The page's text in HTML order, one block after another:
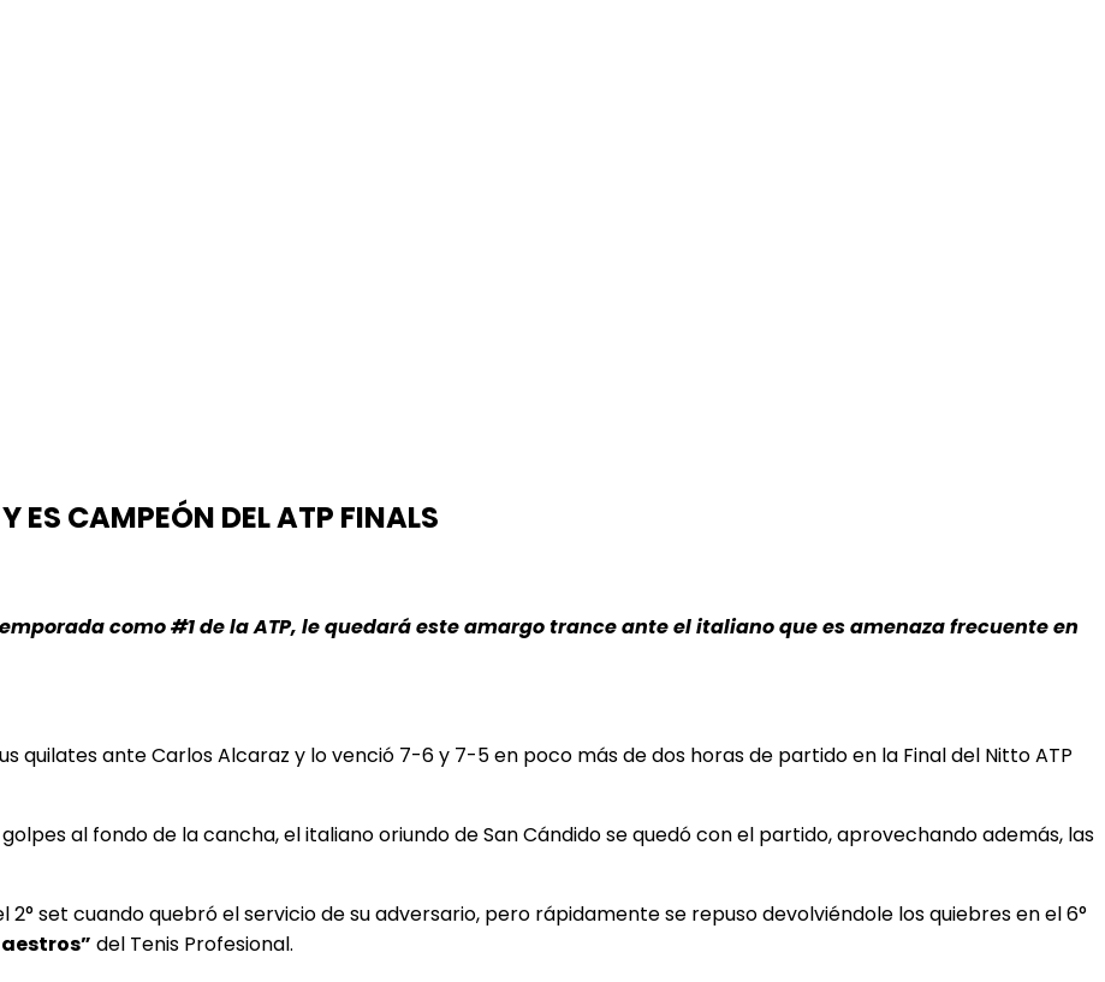
ES CAMPEÓN DEL ATP FINALS
como #1 de la ATP, le quedará este amargo trance ante el italiano que es amenaza frecuente en
quilates ante Carlos Alcaraz y lo venció 7-6 y 7-5 en poco más de dos horas de partido en la Final del Nitto ATP
al fondo de la cancha, el italiano oriundo de San Cándido se quedó con el partido, aprovechando además, las
set cuando quebró el servicio de su adversario, pero rápidamente se repuso devolviéndole los quiebres en el 6°
del Tenis Profesional.